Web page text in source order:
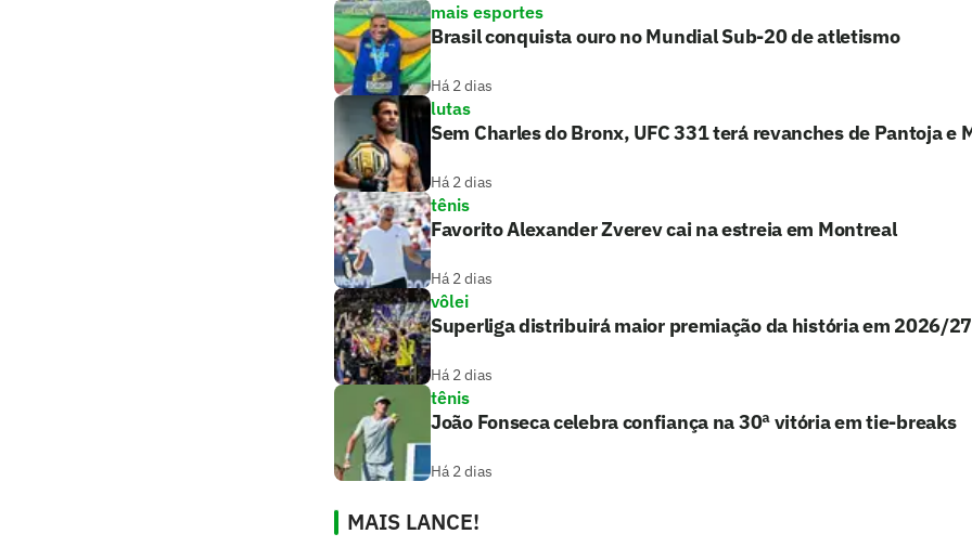
mais esportes
Brasil conquista ouro no Mundial Sub-20 de atletismo
Há 2 dias
lutas
Sem Charles do Bronx, UFC 331 terá revanches de Pantoja e
Há 2 dias
tênis
Favorito Alexander Zverev cai na estreia em Montreal
Há 2 dias
vôlei
Superliga distribuirá maior premiação da história em 2026/27
Há 2 dias
tênis
João Fonseca celebra confiança na 30ª vitória em tie-breaks
Há 2 dias
MAIS LANCE!